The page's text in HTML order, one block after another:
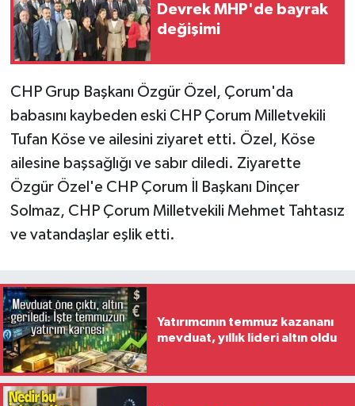
Devrek MHP'de bayrak
değişimi
CHP Grup Başkanı Özgür Özel, Çorum'da
babasını kaybeden eski CHP Çorum Milletvekili
Tufan Köse ve ailesini ziyaret etti. Özel, Köse
ailesine başsağlığı ve sabır diledi. Ziyarette
Özgür Özel'e CHP Çorum İl Başkanı Dinçer
Solmaz, CHP Çorum Milletvekili Mehmet Tahtasız
ve vatandaşlar eşlik etti.
Yatırımcının temmuz kazananı
mevduat, yıllık lideri altın oldu